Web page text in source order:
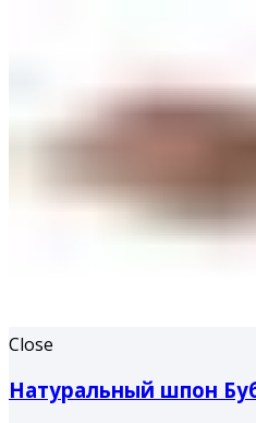
Close
Натуральный шпон